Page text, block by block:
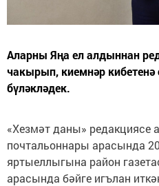
Аларны Яңа ел алдыннан
чакырып, киемнәр кибетенә
бүләкләдек.
«Хезмәт даны» редакциясе
почтальоннары арасында
яртыеллыгына район
арасында бәйге игълан